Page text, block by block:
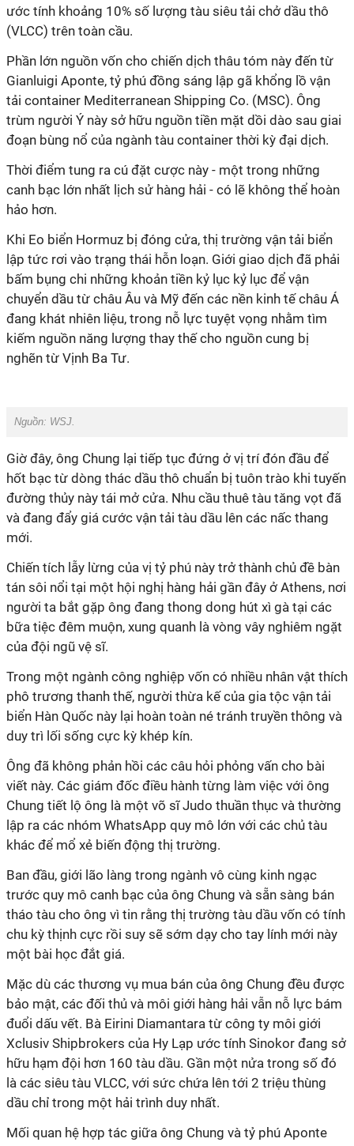
ước tính khoảng 10% số lượng tàu siêu tải chở dầu thô
(VLCC) trên toàn cầu.
Phần lớn nguồn vốn cho chiến dịch thâu tóm này đến từ
Gianluigi Aponte, tỷ phú đồng sáng lập gã khổng lồ vận
tải container Mediterranean Shipping Co. (MSC). Ông
trùm người Ý này sở hữu nguồn tiền mặt dồi dào sau giai
đoạn bùng nổ của ngành tàu container thời kỳ đại dịch.
Thời điểm tung ra cú đặt cược này - một trong những
canh bạc lớn nhất lịch sử hàng hải - có lẽ không thể hoàn
hảo hơn.
Khi Eo biển Hormuz bị đóng cửa, thị trường vận tải biển
lập tức rơi vào trạng thái hỗn loạn. Giới giao dịch đã phải
bấm bụng chi những khoản tiền kỷ lục kỷ lục để vận
chuyển dầu từ châu Âu và Mỹ đến các nền kinh tế châu Á
đang khát nhiên liệu, trong nỗ lực tuyệt vọng nhằm tìm
kiếm nguồn năng lượng thay thế cho nguồn cung bị
nghẽn từ Vịnh Ba Tư.
Nguồn: WSJ.
Giờ đây, ông Chung lại tiếp tục đứng ở vị trí đón đầu để
hốt bạc từ dòng thác dầu thô chuẩn bị tuôn trào khi tuyến
đường thủy này tái mở cửa. Nhu cầu thuê tàu tăng vọt đã
và đang đẩy giá cước vận tải tàu dầu lên các nấc thang
mới.
Chiến tích lẫy lừng của vị tỷ phú này trở thành chủ đề bàn
tán sôi nổi tại một hội nghị hàng hải gần đây ở Athens, nơi
người ta bắt gặp ông đang thong dong hút xì gà tại các
bữa tiệc đêm muộn, xung quanh là vòng vây nghiêm ngặt
của đội ngũ vệ sĩ.
Trong một ngành công nghiệp vốn có nhiều nhân vật thích
phô trương thanh thế, người thừa kế của gia tộc vận tải
biển Hàn Quốc này lại hoàn toàn né tránh truyền thông và
duy trì lối sống cực kỳ khép kín.
Ông đã không phản hồi các câu hỏi phỏng vấn cho bài
viết này. Các giám đốc điều hành từng làm việc với ông
Chung tiết lộ ông là một võ sĩ Judo thuần thục và thường
lập ra các nhóm WhatsApp quy mô lớn với các chủ tàu
khác để mổ xẻ biến động thị trường.
Ban đầu, giới lão làng trong ngành vô cùng kinh ngạc
trước quy mô canh bạc của ông Chung và sẵn sàng bán
tháo tàu cho ông vì tin rằng thị trường tàu dầu vốn có tính
chu kỳ thịnh cực rồi suy sẽ sớm dạy cho tay lính mới này
một bài học đắt giá.
Mặc dù các thương vụ mua bán của ông Chung đều được
bảo mật, các đối thủ và môi giới hàng hải vẫn nỗ lực bám
đuổi dấu vết. Bà Eirini Diamantara từ công ty môi giới
Xclusiv Shipbrokers của Hy Lạp ước tính Sinokor đang sở
hữu hạm đội hơn 160 tàu dầu. Gần một nửa trong số đó
là các siêu tàu VLCC, với sức chứa lên tới 2 triệu thùng
dầu chỉ trong một hải trình duy nhất.
Mối quan hệ hợp tác giữa ông Chung và tỷ phú Aponte